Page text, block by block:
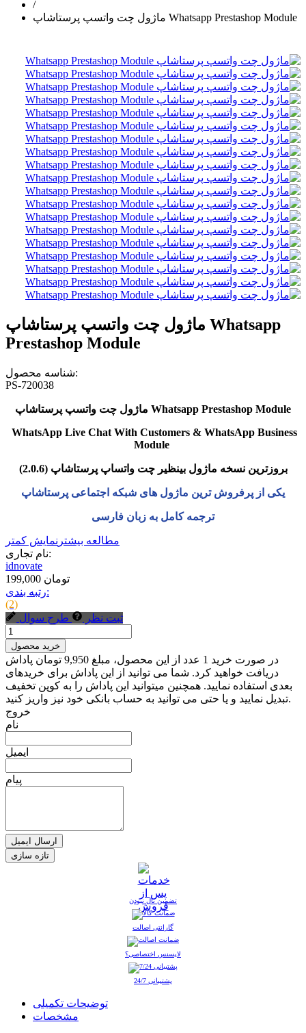
/
ماژول چت واتسپ پرستاشاپ Whatsapp Prestashop Module
ماژول چت واتسپ پرستاشاپ Whatsapp
Prestashop Module
شناسه محصول:
PS-720038
ماژول چت واتسپ پرستاشاپ Whatsapp Prestashop Module
WhatsApp Live Chat With Customers & WhatsApp Business
Module
بروزترین نسخه ماژول بینظیر چت واتساپ پرستاشاپ (2.0.6)
یکی از پرفروش ترین ماژول های شبکه اجتماعی پرستاشاپ
ترجمه کامل به زبان فارسی
مطالعه بیشتر نمایش کمتر
نام تجاری:
idnovate
199,000 تومان
رتبه بندی:
(2)
ثبت نظر
طرح سوال
خرید محصول
در صورت خرید 1 عدد از این محصول، مبلغ 9,950 تومان پاداش
دریافت خواهید کرد. شما می توانید از این پاداش برای خریدهای
بعدی استفاده نمایید. همچنین میتوانید این پاداش را به کوپن تخفیف
تبدیل نمایید و یا حتی می توانید به حساب بانکی خود نیز واریز کنید.
خروج
نام
ایمیل
پیام
ارسال ایمیل
تضمین نال نبودن
گارانتی اصالت
لایسنس اختصاصی؟
پشتیبانی 24/7
توضیحات تکمیلی
مشخصات